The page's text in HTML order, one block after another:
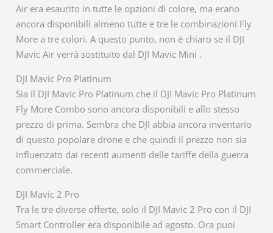
Air era esaurito in tutte le opzioni di colore, ma erano
ancora disponibili almeno tutte e tre le combinazioni Fly
More a tre colori. A questo punto, non è chiaro se il DJI
Mavic Air verrà sostituito dal DJI Mavic Mini .
DJI Mavic Pro Platinum
Sia il DJI Mavic Pro Platinum che il DJI Mavic Pro Platinum
Fly More Combo sono ancora disponibili e allo stesso
prezzo di prima. Sembra che DJI abbia ancora inventario
di questo popolare drone e che quindi il prezzo non sia
influenzato dai recenti aumenti delle tariffe della guerra
commerciale.
DJI Mavic 2 Pro
Tra le tre diverse offerte, solo il DJI Mavic 2 Pro con il DJI
Smart Controller era disponibile ad agosto. Ora puoi